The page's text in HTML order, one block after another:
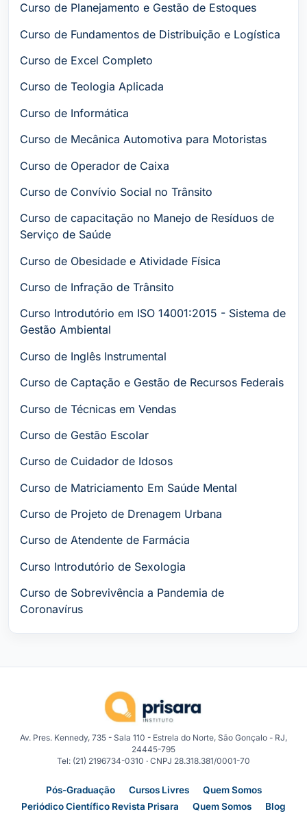
Curso de Planejamento e Gestão de Estoques
Curso de Fundamentos de Distribuição e Logística
Curso de Excel Completo
Curso de Teologia Aplicada
Curso de Informática
Curso de Mecânica Automotiva para Motoristas
Curso de Operador de Caixa
Curso de Convívio Social no Trânsito
Curso de capacitação no Manejo de Resíduos de
Serviço de Saúde
Curso de Obesidade e Atividade Física
Curso de Infração de Trânsito
Curso Introdutório em ISO 14001:2015 - Sistema de
Gestão Ambiental
Curso de Inglês Instrumental
Curso de Captação e Gestão de Recursos Federais
Curso de Técnicas em Vendas
Curso de Gestão Escolar
Curso de Cuidador de Idosos
Curso de Matriciamento Em Saúde Mental
Curso de Projeto de Drenagem Urbana
Curso de Atendente de Farmácia
Curso Introdutório de Sexologia
Curso de Sobrevivência a Pandemia de
Coronavírus
Av. Pres. Kennedy, 735 - Sala 110 - Estrela do Norte, São Gonçalo - RJ,
24445-795
Tel: (21) 2196734-0310 · CNPJ 28.318.381/0001-70
Pós-Graduação Cursos Livres
Quem Somos
Periódico Científico Revista Prisara
Quem Somos
Blog